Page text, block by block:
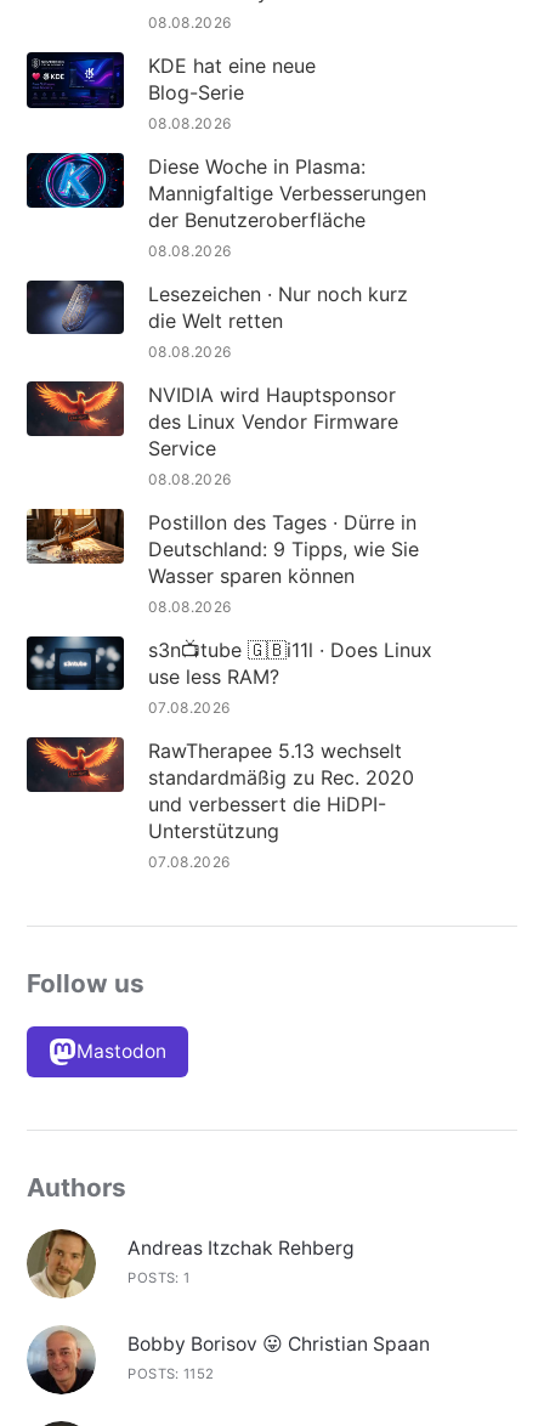
08.08.2026
KDE hat eine neue
Blog-Serie
08.08.2026
Diese Woche in Plasma:
Mannigfaltige Verbesserungen
der Benutzeroberfläche
08.08.2026
Lesezeichen · Nur noch kurz
die Welt retten
08.08.2026
NVIDIA wird Hauptsponsor
des Linux Vendor Firmware
Service
08.08.2026
Postillon des Tages · Dürre in
Deutschland: 9 Tipps, wie Sie
Wasser sparen können
08.08.2026
s3n📺tube 🇬🇧i11l · Does Linux
use less RAM?
07.08.2026
RawTherapee 5.13 wechselt
standardmäßig zu Rec. 2020
und verbessert die HiDPI-
Unterstützung
07.08.2026
Follow us
Mastodon
Authors
Andreas Itzchak Rehberg
POSTS: 1
Bobby Borisov 😛 Christian Spaan
POSTS: 1152